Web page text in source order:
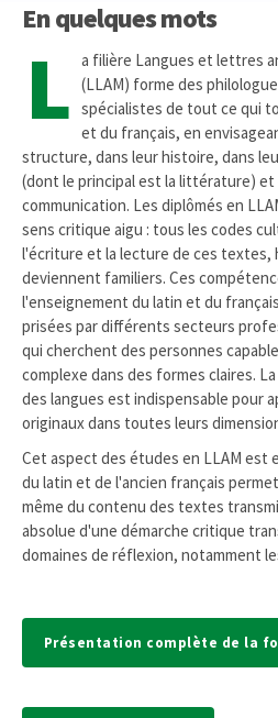
En quelques mots
L a filière Langues et lettres
(LLAM) forme des
spécialistes de tout ce qui
et du français, en
structure, dans leur histoire, dans
(dont le principal est la littérature)
communication. Les diplômés en
sens critique aigu : tous les codes
l'écriture et la lecture de ces textes,
deviennent familiers. Ces
l'enseignement du latin et du
prisées par différents secteurs
qui cherchent des personnes
complexe dans des formes claires.
des langues est indispensable pour
originaux dans toutes leurs
Cet aspect des études en LLAM est
du latin et de l'ancien français
même du contenu des textes
absolue d'une démarche critique
domaines de réflexion, notamment
Présentation complète de la